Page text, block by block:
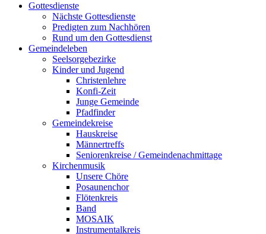
Gottesdienste
Nächste Gottesdienste
Predigten zum Nachhören
Rund um den Gottesdienst
Gemeindeleben
Seelsorgebezirke
Kinder und Jugend
Christenlehre
Konfi-Zeit
Junge Gemeinde
Pfadfinder
Gemeindekreise
Hauskreise
Männertreffs
Seniorenkreise / Gemeindenachmittage
Kirchenmusik
Unsere Chöre
Posaunenchor
Flötenkreis
Band
MOSAIK
Instrumentalkreis